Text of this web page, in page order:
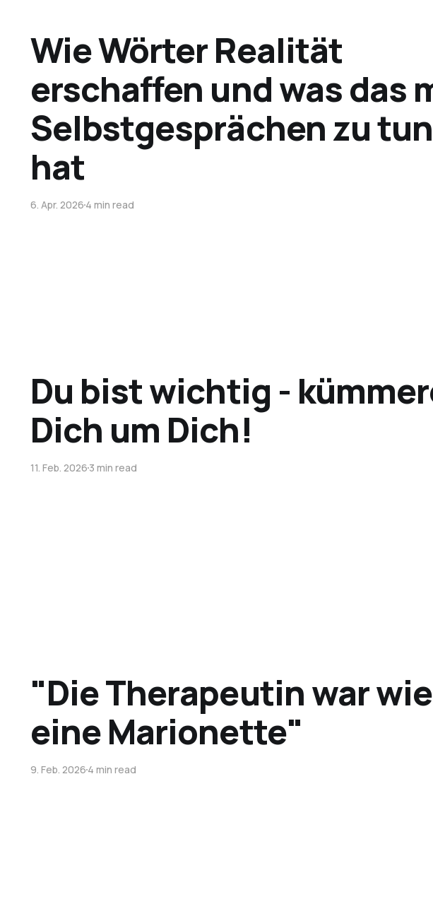
Wie Wörter Realität
erschaffen und was das
Selbstgesprächen zu tun
hat
6. Apr. 20264 min read
Du bist wichtig -
Dich um Dich!
11. Feb. 20263 min read
"Die Therapeutin war wie
eine Marionette"
9. Feb. 20264 min read